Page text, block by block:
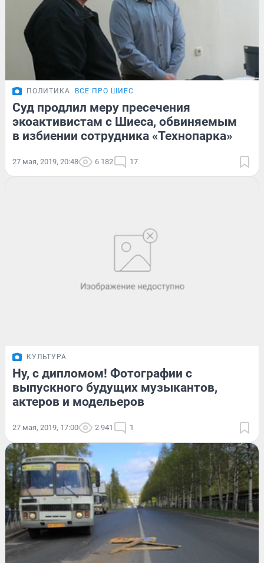
ПОЛИТИКА ВСЕ ПРО ШИЕС
Суд продлил меру пресечения
экоактивистам с Шиеса, обвиняемым
в избиении сотрудника «Технопарка»
27 мая, 2019, 20:48 6 182 17
КУЛЬТУРА
Ну, с дипломом! Фотографии с
выпускного будущих музыкантов,
актеров и модельеров
27 мая, 2019, 17:00 2 941 1